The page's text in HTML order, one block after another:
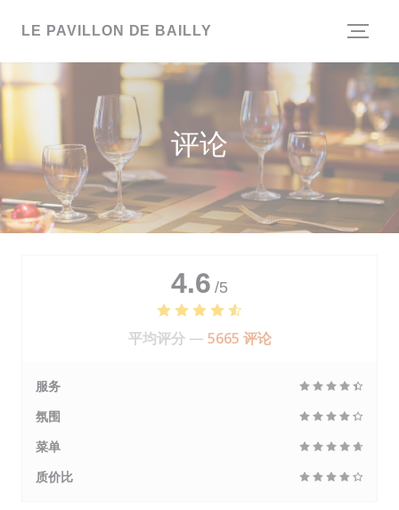
LE PAVILLON DE BAILLY
评论
4.6 /5
平均评分 — 5665 评论
服务
氛围
菜单
质价比